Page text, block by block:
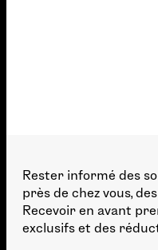
Rester informé des
près de chez vous,
Recevoir en avant
exclusifs et des